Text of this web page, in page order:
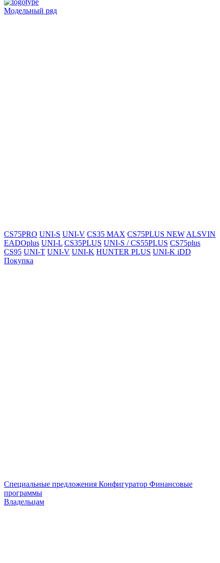
Модельный ряд
CS75PRO UNI-S UNI-V CS35 MAX CS75PLUS NEW ALSVIN
EADOplus UNI-L CS35PLUS UNI-S / CS55PLUS CS75plus
CS95 UNI-T UNI-V UNI-K HUNTER PLUS UNI-K iDD
Покупка
Специальные предложения Конфигуратор Финансовые
программы
Владельцам